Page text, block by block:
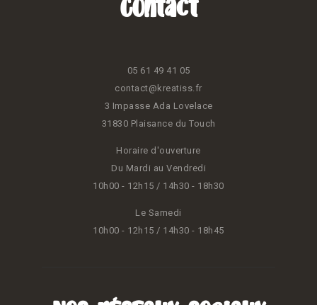
Contact
05 61 49 41 05
contact@kreatiss.fr
3 Impasse Ada Lovelace
31830 Plaisance du Touch
Horaire d'ouverture
Du Mardi au Vendredi
10h00 - 12h15 / 14h30 - 18h30
Le Samedi
10h00 - 12h15 / 14h30 - 18h45